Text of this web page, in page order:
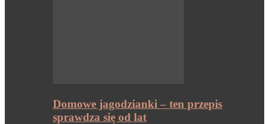
Domowe jagodzianki – ten przepis
sprawdza się od lat